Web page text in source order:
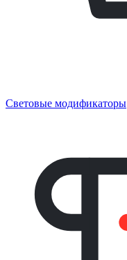
Световые модификаторы